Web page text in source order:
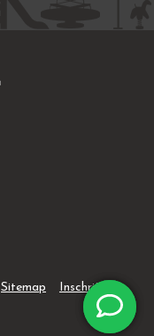
Sitemap
Inschrijven